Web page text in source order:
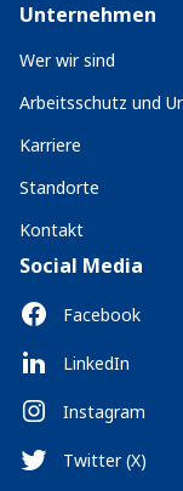
Unternehmen
Wer wir sind
Arbeitsschutz und
Karriere
Standorte
Kontakt
Social Media
Facebook
LinkedIn
Instagram
Twitter (X)